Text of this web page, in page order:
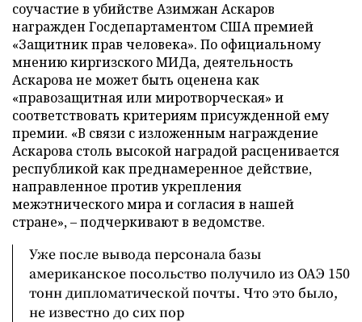
соучастие в убийстве Азимжан Аскаров
награжден Госдепартаментом США премией
«Защитник прав человека». По официальному
мнению киргизского МИДа, деятельность
Аскарова не может быть оценена как
«правозащитная или миротворческая» и
соответствовать критериям присужденной ему
премии. «В связи с изложенным награждение
Аскарова столь высокой наградой расценивается
республикой как преднамеренное действие,
направленное против укрепления
межэтнического мира и согласия в нашей
стране», – подчеркивают в ведомстве.
Уже после вывода персонала базы
американское посольство получило из ОАЭ 150
тонн дипломатической почты. Что это было,
не известно до сих пор